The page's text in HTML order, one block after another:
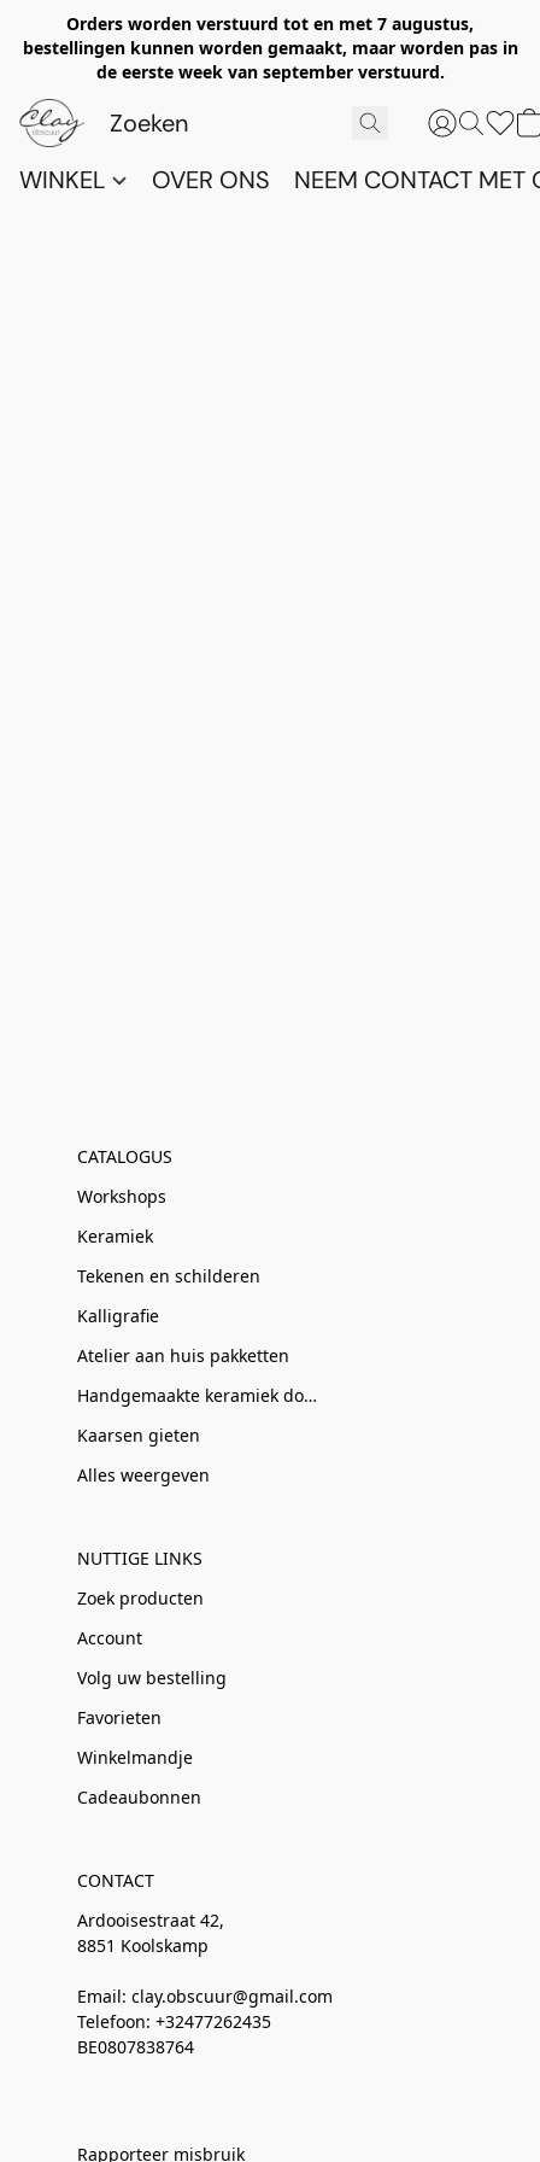
Orders worden verstuurd tot en met 7 augustus,
bestellingen kunnen worden gemaakt, maar worden pas in
de eerste week van september verstuurd.
WINKEL OVER ONS NEEM CONTACT MET
CATALOGUS
Workshops
Keramiek
Tekenen en schilderen
Kalligrafie
Atelier aan huis pakketten
Handgemaakte keramiek door Clay-Obscuur
Kaarsen gieten
Alles weergeven
NUTTIGE LINKS
Zoek producten
Account
Volg uw bestelling
Favorieten
Winkelmandje
Cadeaubonnen
CONTACT
Ardooisestraat 42,
8851 Koolskamp
Email: clay.obscuur@gmail.com
Telefoon: +32477262435
BE0807838764
Rapporteer misbruik